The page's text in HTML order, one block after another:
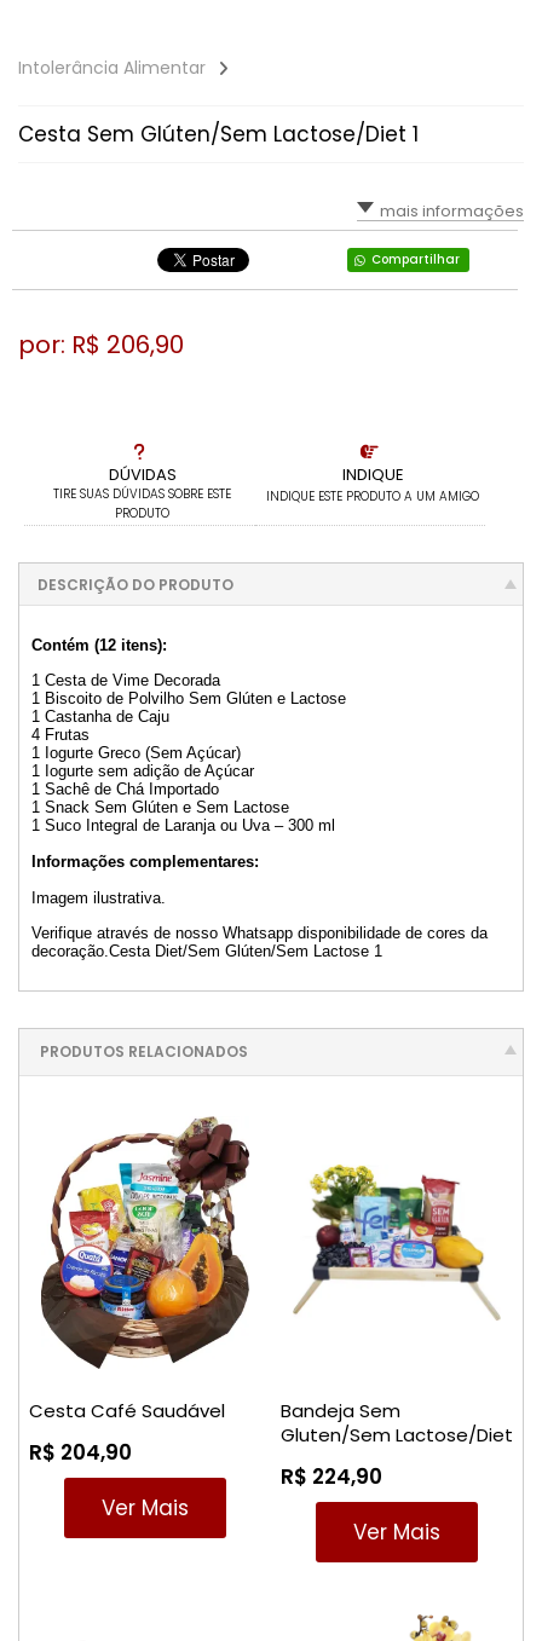
Intolerância Alimentar
Cesta Sem Glúten/Sem Lactose/Diet 1
mais informações
Compartilhar
DÚVIDAS
TIRE SUAS DÚVIDAS SOBRE ESTE
PRODUTO
INDIQUE
INDIQUE ESTE PRODUTO A UM AMIGO
por: R$ 206,90
DESCRIÇÃO DO PRODUTO
Contém (12 itens):
1 Cesta de Vime Decorada
1 Biscoito de Polvilho Sem Glúten e Lactose
1 Castanha de Caju
4 Frutas
1 Iogurte Greco (Sem Açúcar)
1 Iogurte sem adição de Açúcar
1 Sachê de Chá Importado
1 Snack Sem Glúten e Sem Lactose
1 Suco Integral de Laranja ou Uva – 300 ml
Informações complementares:
Imagem ilustrativa.
Verifique através de nosso Whatsapp disponibilidade de cores da
decoração.Cesta Diet/Sem Glúten/Sem Lactose 1
PRODUTOS RELACIONADOS
Cesta Café Saudável
R$ 204,90
Ver Mais
Bandeja Sem
Gluten/Sem Lactose/Diet
R$ 224,90
Ver Mais